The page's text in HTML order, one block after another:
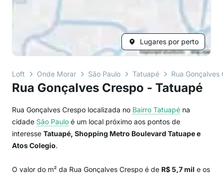
Lugares por perto
Loft Onde Morar São Paulo Tatuapé Rua Gonçalves
Rua Gonçalves Crespo - Tatuapé
Rua Gonçalves Crespo localizada no Bairro Tatuapé na
cidade São Paulo é um local próximo aos pontos de
interesse Tatuapé, Shopping Metro Boulevard Tatuape e
Atos Colegio.
O valor do m² da Rua Gonçalves Crespo é de R$ 5,7 mil e os